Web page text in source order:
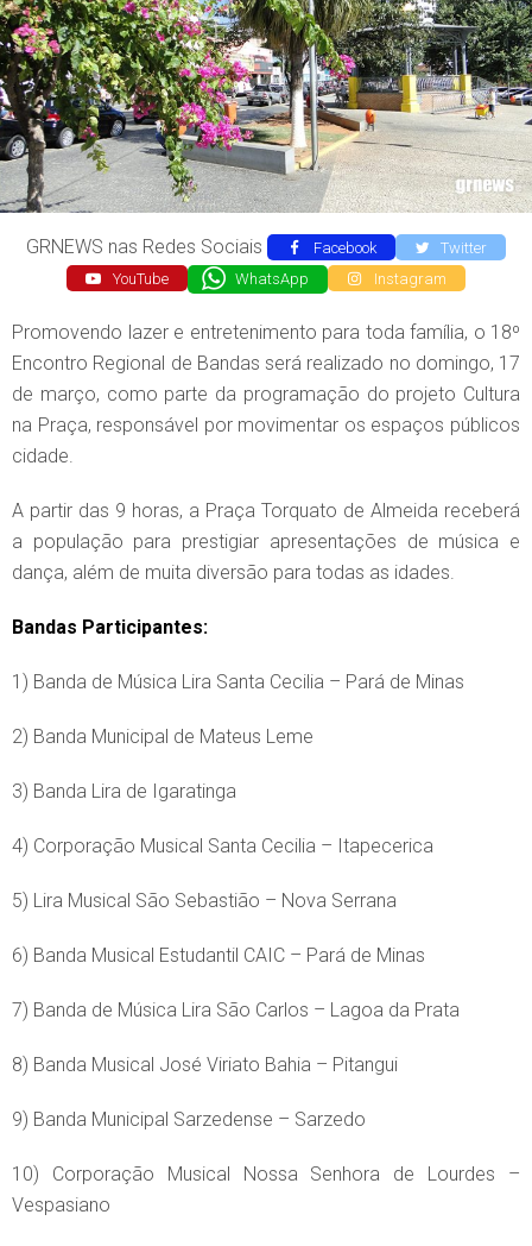
GRNEWS nas Redes Sociais Facebook
Twitter
YouTube
WhatsApp Instagram
Promovendo lazer e entretenimento para toda família, o 18º
Encontro Regional de Bandas será realizado no domingo, 17
de março, como parte da programação do projeto Cultura
na Praça, responsável por movimentar os espaços públicos
cidade.
A partir das 9 horas, a Praça Torquato de Almeida receberá
a população para prestigiar apresentações de música e
dança, além de muita diversão para todas as idades.
Bandas Participantes:
1) Banda de Música Lira Santa Cecilia – Pará de Minas
2) Banda Municipal de Mateus Leme
3) Banda Lira de Igaratinga
4) Corporação Musical Santa Cecilia – Itapecerica
5) Lira Musical São Sebastião – Nova Serrana
6) Banda Musical Estudantil CAIC – Pará de Minas
7) Banda de Música Lira São Carlos – Lagoa da Prata
8) Banda Musical José Viriato Bahia – Pitangui
9) Banda Municipal Sarzedense – Sarzedo
10) Corporação Musical Nossa Senhora de Lourdes –
Vespasiano